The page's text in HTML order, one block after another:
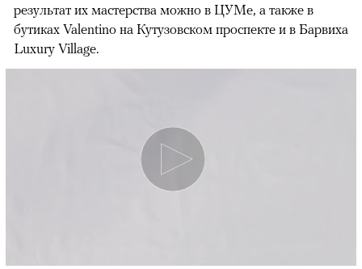
результат их мастерства можно в ЦУМе, а также в
бутиках Valentino на Кутузовском проспекте и в Барвиха
Luxury Village.